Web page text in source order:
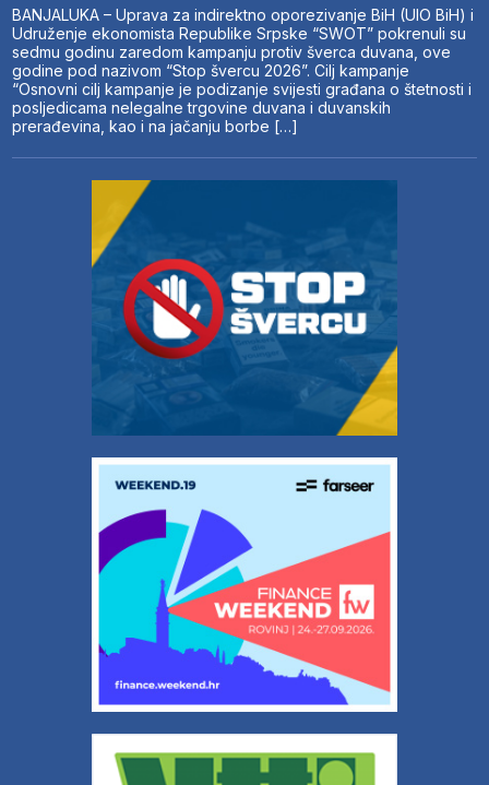
BANJALUKA – Uprava za indirektno oporezivanje BiH (UIO BiH) i
Udruženje ekonomista Republike Srpske “SWOT” pokrenuli su
sedmu godinu zaredom kampanju protiv šverca duvana, ove
godine pod nazivom “Stop švercu 2026”. Cilj kampanje
“Osnovni cilj kampanje je podizanje svijesti građana o štetnosti i
posljedicama nelegalne trgovine duvana i duvanskih
prerađevina, kao i na jačanju borbe […]